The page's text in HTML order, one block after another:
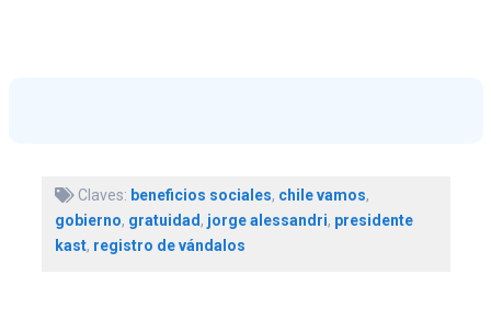
Claves: beneficios sociales, chile vamos,
gobierno, gratuidad, jorge alessandri, presidente
kast, registro de vándalos